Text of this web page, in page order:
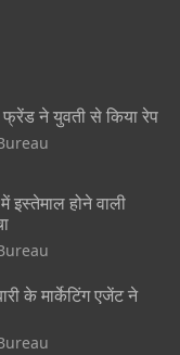
ने युवती से किया रेप
होने वाली
के मार्केटिंग एजेंट ने